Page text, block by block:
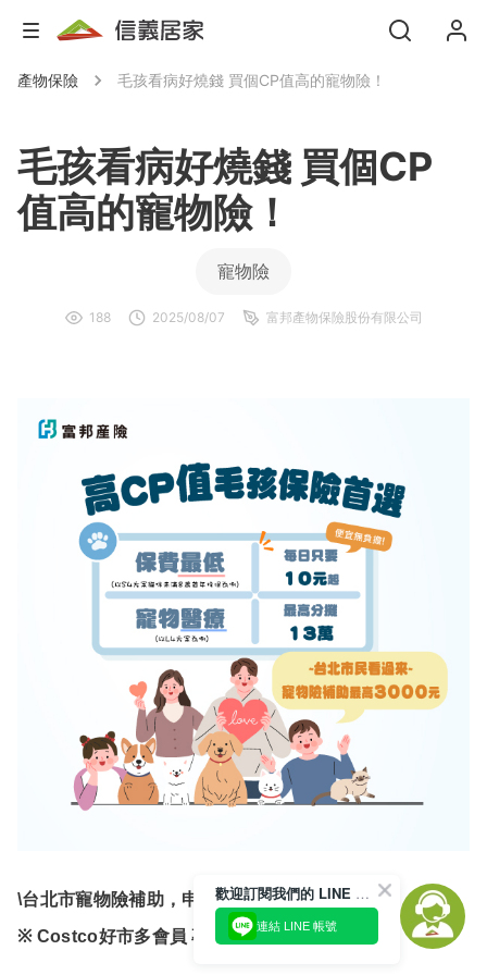
產物保險 毛孩看病好燒錢 買個CP值高的寵物險！
毛孩看病好燒錢 買個CP
值高的寵物險！
寵物險
188 2025/08/07 富邦產物保險股份有限公司
\台北市寵物險補助，申請最高可獲$3000元/
※ Costco好市多會員 專屬方案>> 點我看更多
歡迎訂閱我們的 LINE 官方帳號
連結 LINE 帳號